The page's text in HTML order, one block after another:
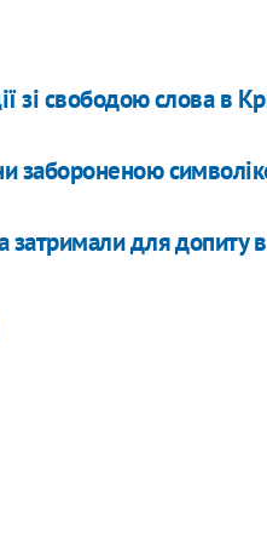
зі свободою слова в
забороненою
затримали для допиту